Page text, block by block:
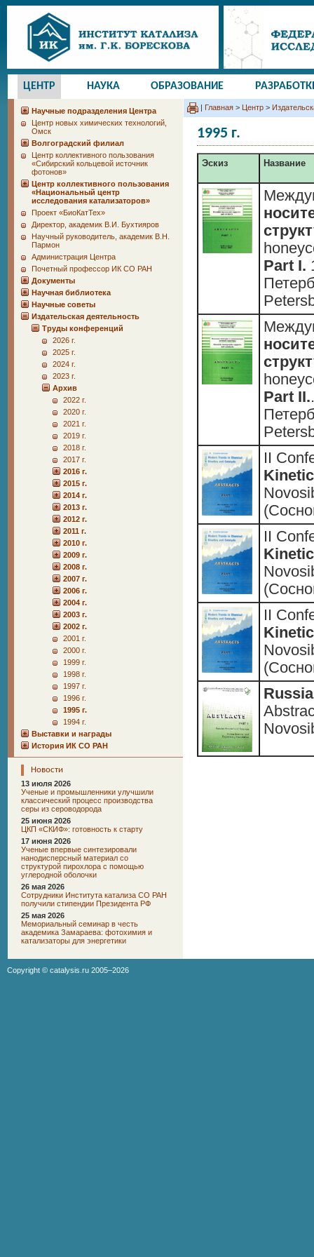
ЦЕНТР НАУКА ОБРАЗОВАНИЕ
Научные подразделения Центра
Центр новых химических технологий,
Омск
Волгоградский филиал
Центр коллективного пользования
«Сибирский кольцевой источник
фотонов»
Центр коллективного пользования
«Национальный центр
исследования катализаторов»
Проект «БиоКатТех»
Директор, академик В.И. Бухтияров
Научный руководитель, академик В.Н.
Пармон
Администрация Центра
Почетный профессор ИК СО РАН
Документы
Научная библиотека
Научные советы
Издательская деятельность
Труды конференций
2026 г.
2025 г.
2024 г.
2023 г.
Архив
2022 г.
2020 г.
2021 г.
2019 г.
2018 г.
2017 г.
2016 г.
2015 г.
2014 г.
2013 г.
2012 г.
2011 г.
2010 г.
2009 г.
2008 г.
2007 г.
2006 г.
2004 г.
2003 г.
2002 г.
2001 г.
2000 г.
1999 г.
1998 г.
1997 г.
1996 г.
1995 г.
1994 г.
Выставки и награды
История ИК СО РАН
Новости
13 июля 2026
Ученые и промышленники улучшили
классический процесс производства
серы из сероводорода
25 июня 2026
ЦКП «СКИФ»: готовность к старту
17 июня 2026
Ученые впервые синтезировали
нанодисперсный материал со
структурой пирохлора с помощью
углеродной оболочки
26 мая 2026
Сотрудники Института катализа СО РАН
получили стипендии Президента РФ
25 мая 2026
Мемориальный семинар в честь
академика Замараева: фотохимия и
катализаторы для энергетики
| Главная > Центр >
1995 г.
Эскиз Название
Part I.
Part II.
II
II
II
Copyright © catalysis.ru 2005–2026